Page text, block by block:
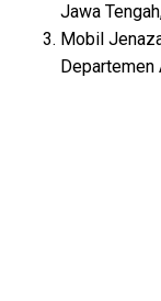
Jawa
Mobil
Departemen